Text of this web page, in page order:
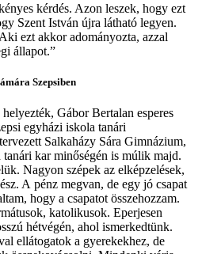
kérdés. Azon leszek, hogy ezt
Szent István újra látható legyen.
ezt akkor adományozta, azzal
állapot.”
Szepsiben
Gábor Bertalan esperes
egyházi iskola tanári
Salkaházy Sára Gimnázium,
kar minőségén is múlik majd.
Nagyon szépek az elképzelések,
A pénz megvan, de egy jó csapat
hogy a csapatot összehozzam.
katolikusok. Eperjesen
hétvégén, ahol ismerkedtünk.
ellátogatok a gyerekekhez, de